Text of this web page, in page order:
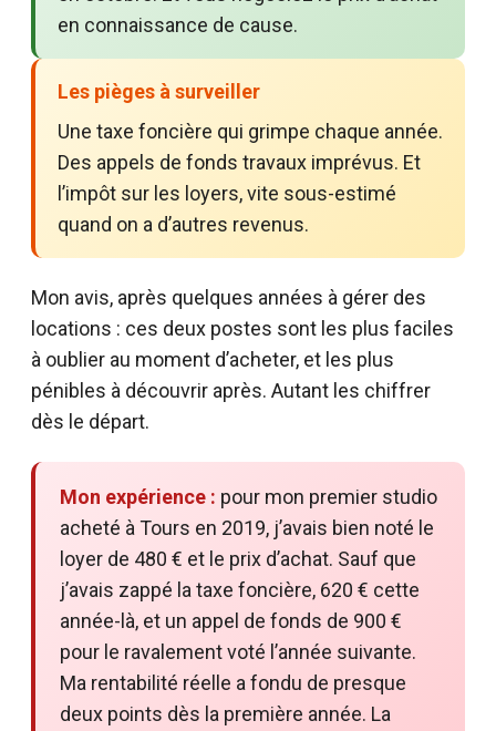
en connaissance de cause.
Les pièges à surveiller
Une taxe foncière qui grimpe chaque année.
Des appels de fonds travaux imprévus. Et
l’impôt sur les loyers, vite sous-estimé
quand on a d’autres revenus.
Mon avis, après quelques années à gérer des
locations : ces deux postes sont les plus faciles
à oublier au moment d’acheter, et les plus
pénibles à découvrir après. Autant les chiffrer
dès le départ.
Mon expérience : pour mon premier studio
acheté à Tours en 2019, j’avais bien noté le
loyer de 480 € et le prix d’achat. Sauf que
j’avais zappé la taxe foncière, 620 € cette
année-là, et un appel de fonds de 900 €
pour le ravalement voté l’année suivante.
Ma rentabilité réelle a fondu de presque
deux points dès la première année. La